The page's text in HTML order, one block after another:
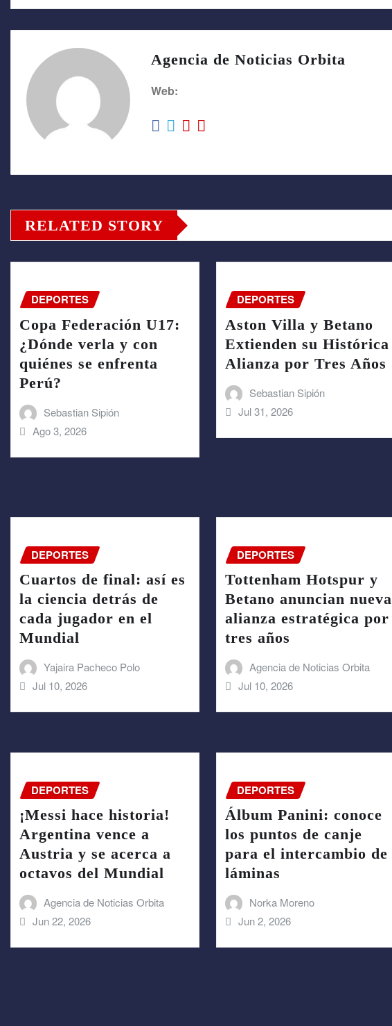
Agencia de Noticias Orbita
Web:
RELATED STORY
DEPORTES
Copa Federación U17:
¿Dónde verla y con
quiénes se enfrenta
Perú?
Sebastian Sipión
Ago 3, 2026
DEPORTES
Aston Villa y Betano
Extienden su Histórica
Alianza por Tres Años
Sebastian Sipión
Jul 31, 2026
DEPORTES
Cuartos de final: así es
la ciencia detrás de
cada jugador en el
Mundial
Yajaira Pacheco Polo
Jul 10, 2026
DEPORTES
Tottenham Hotspur y
Betano anuncian nueva
alianza estratégica por
tres años
Agencia de Noticias Orbita
Jul 10, 2026
DEPORTES
¡Messi hace historia!
Argentina vence a
Austria y se acerca a
octavos del Mundial
Agencia de Noticias Orbita
Jun 22, 2026
DEPORTES
Álbum Panini: conoce
los puntos de canje
para el intercambio de
láminas
Norka Moreno
Jun 2, 2026